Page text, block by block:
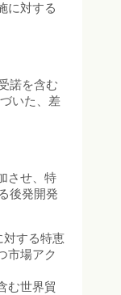
に対する
諾を含む
いた、差
させ、特
後発開発
対する特恵
市場アク
む世界貿